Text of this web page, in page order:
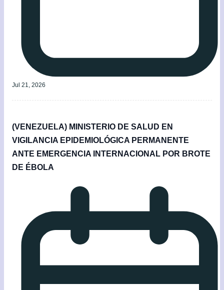
Jul 21, 2026
(VENEZUELA) MINISTERIO DE SALUD EN
VIGILANCIA EPIDEMIOLÓGICA PERMANENTE
ANTE EMERGENCIA INTERNACIONAL POR BROTE
DE ÉBOLA